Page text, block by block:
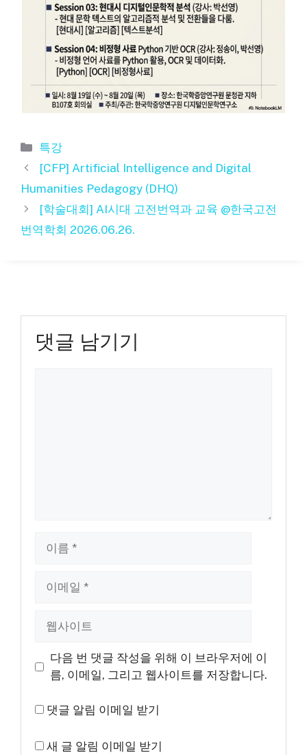
카
테
리
특강
[CFP] Artificial Intelligence and Digital
Humanities Pedagogy (DHQ)
[학술대회] AI시대 고전번역과 교육 @한국고전
번역학회 2026.06.26.
댓글 남기기
트
다음 번 댓글 작성을 위해 이 브라우저에 이
름, 이메일, 그리고 웹사이트를 저장합니다.
댓글 알림 이메일 받기
새 글 알림 이메일 받기